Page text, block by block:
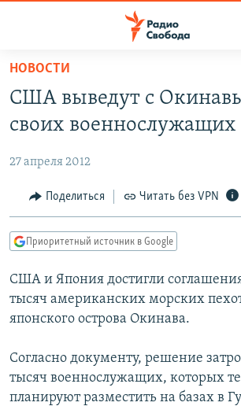
упрощенного
доступа
основному
Вернутся
главной
навигации
Вернутся
поиску
ЦИТАТЫ СВОБОДЫ
МНЕНИЯ
IDEL.РЕАЛИИ
КАВКАЗ.РЕАЛИИ
СЕВЕР.РЕАЛИИ
РАСПИСАНИЕ ВЕЩАНИЯ
ПОДПИШИТЕСЬ НА РАССЫЛКУ
НОВОСТИ
США выведут с
своих военнослужащих
27 апреля 2012
Поделиться Читать без VPN
Приоритетный источник в Google
США и Япония достигли
тысяч американских морских
японского острова Окинава.
Согласно документу, решение
тысяч военнослужащих, которых
планируют разместить на базах в